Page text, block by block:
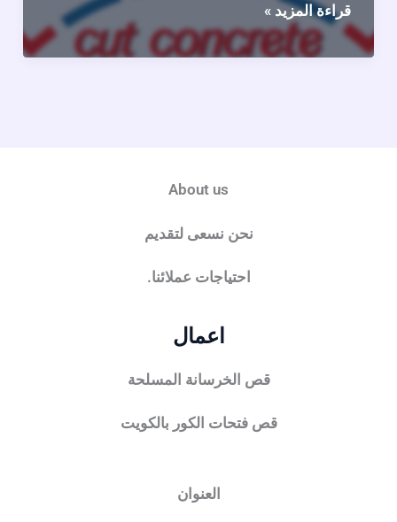
لماذا
نحتاج
الى
قراءة المزيد »
About us
نحن نسعى لتقديم
احتياجات عملائنا.
اعمال
قص الخرسانة المسلحة
قص فتحات الكور بالكويت
العنوان